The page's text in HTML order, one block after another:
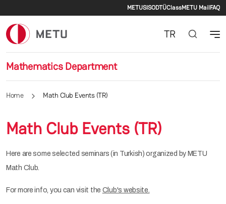
Secondary
METUSISODTÜClassMETU MailFAQ
Mathematics Department
TR
Home Math Club Events (TR)
Math Club Events (TR)
Here are some selected seminars (in Turkish) organized by METU
Math Club.
For more info, you can visit the Club's website.